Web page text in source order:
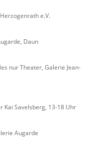
e.V.
Daun
nur Theater, Galerie Jean-
Kai Savelsberg, 13-18 Uhr
Augarde